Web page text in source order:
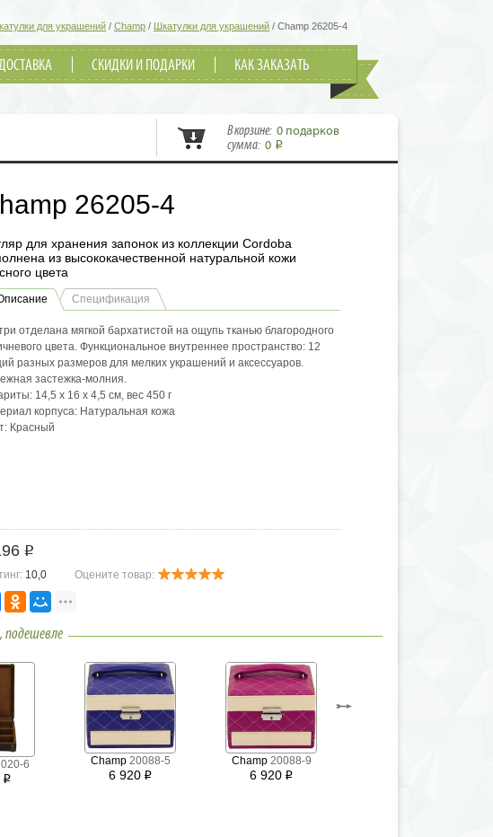
для украшений / Champ / Шкатулки для украшений / Champ 26205-4
СКИДКИ И ПОДАРКИ КАК ЗАКАЗАТЬ
В корзине: 0 подарков
сумма: 0 i
26205-4
для хранения запонок из коллекции Cordoba
из высококачественной натуральной кожи
цвета
Спецификация
отделана мягкой бархатистой на ощупь тканью благородного
цвета. Функциональное внутреннее пространство: 12
разных размеров для мелких украшений и аксессуаров.
застежка-молния.
14,5 x 16 x 4,5 см, вес 450 г
корпуса: Натуральная кожа
Красный
i
10,0 Оцените товар:
подешевле
6
i
Champ 20088-5
6 920 i
Champ 20088-9
6 920 i